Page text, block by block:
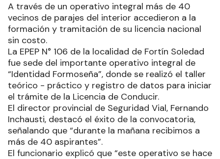
A través de un operativo integral más de 40
vecinos de parajes del interior accedieron a la
formación y tramitación de su licencia nacional
sin costo.
La EPEP N° 106 de la localidad de Fortín Soledad
fue sede del importante operativo integral de
“Identidad Formoseña”, donde se realizó el taller
teórico - práctico y registro de datos para iniciar
el trámite de la Licencia de Conducir.
El director provincial de Seguridad Vial, Fernando
Inchausti, destacó el éxito de la convocatoria,
señalando que “durante la mañana recibimos a
más de 40 aspirantes”.
El funcionario explicó que “este operativo se hace